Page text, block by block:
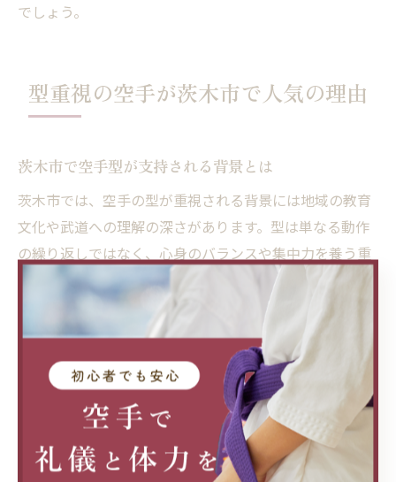
でしょう。
型重視の空手が茨木市で人気の理由
茨木市で空手型が支持される背景とは
茨木市では、空手の型が重視される背景には地域の教育
文化や武道への理解の深さがあります。型は単なる動作
の繰り返しではなく、心身のバランスや集中力を養う重
要な稽古法です。特に松濤館流をはじめとした伝統派空
手が根付いており、静かに自分と向き合う時間を大切に
する風土が支持の理由です。
また、地域の道場では礼儀作法や思いやりの心を重視し
た指導が行われているため、子どもから大人まで幅広い
年齢層が安心して学べる環境が整っています。こうした
姿勢が、型を中心に稽古したい人々から高い評価を受け
ています。